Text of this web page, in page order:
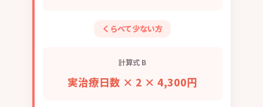
くらべて少ない方
計算式 B
実治療日数 × 2 × 4,300円